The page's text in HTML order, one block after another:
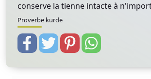
conserve la tienne intacte à
Proverbe kurde